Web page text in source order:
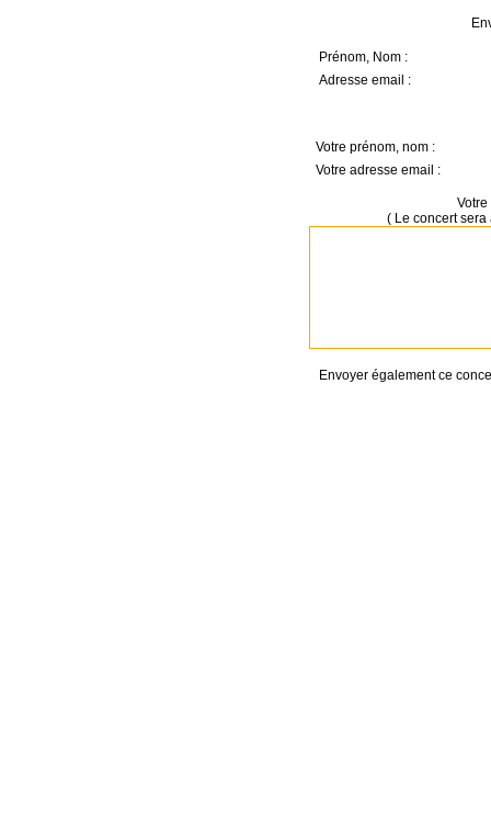
Prénom, Nom :
Adresse email :
Votre prénom, nom :
Votre adresse email :
( Le concert
Envoyer également ce